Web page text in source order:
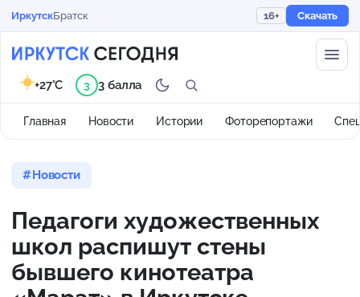
ИркутскБратск 16+ Скачать
Главная Новости Истории Фоторепортажи
+27°C 3 3 балла
Новости
Педагоги художественных
школ распишут стены
бывшего кинотеатра